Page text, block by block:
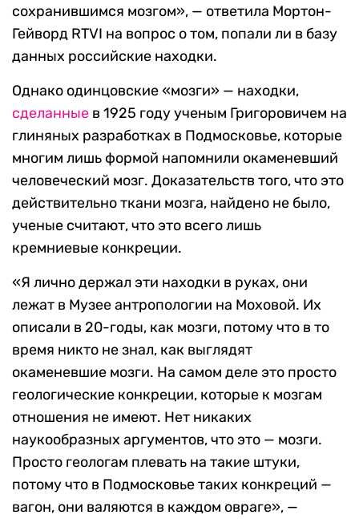
сохранившимся мозгом», — ответила Мортон-
Гейворд RTVI на вопрос о том, попали ли в базу
данных российские находки.
Однако одинцовские «мозги» — находки,
сделанные в 1925 году ученым Григоровичем на
глиняных разработках в Подмосковье, которые
многим лишь формой напомнили окаменевший
человеческий мозг. Доказательств того, что это
действительно ткани мозга, найдено не было,
ученые считают, что это всего лишь
кремниевые конкреции.
«Я лично держал эти находки в руках, они
лежат в Музее антропологии на Моховой. Их
описали в 20-годы, как мозги, потому что в то
время никто не знал, как выглядят
окаменевшие мозги. На самом деле это просто
геологические конкреции, которые к мозгам
отношения не имеют. Нет никаких
наукообразных аргументов, что это — мозги.
Просто геологам плевать на такие штуки,
потому что в Подмосковье таких конкреций —
вагон, они валяются в каждом овраге», —